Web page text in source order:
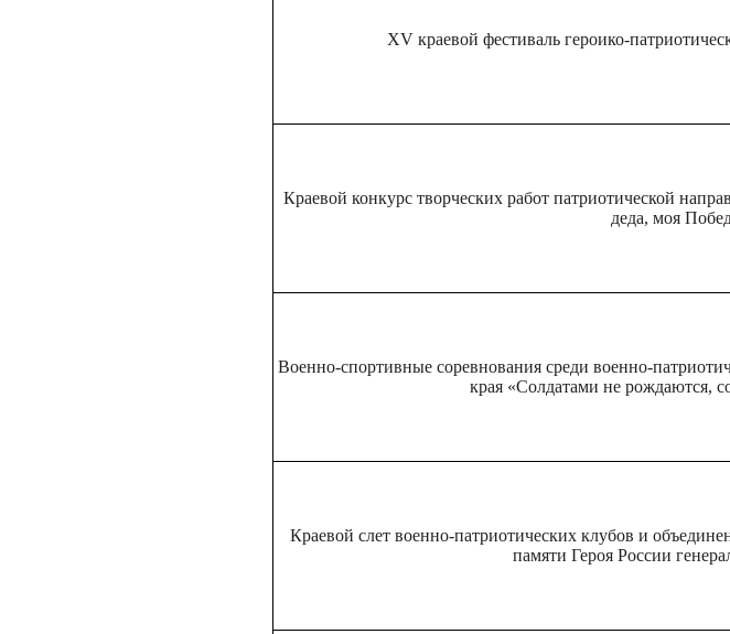
XV краевой фестиваль героико-
Краевой конкурс творческих работ патриотической
деда, моя
Военно-спортивные соревнования среди военно-
края «Солдатами не рождаются,
Краевой слет военно-патриотических клубов и
памяти Героя России